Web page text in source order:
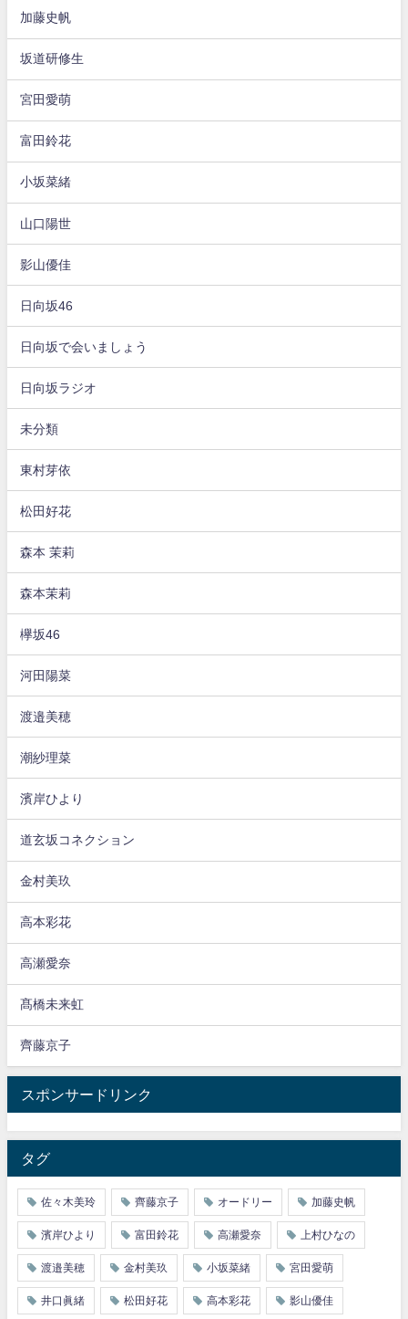
加藤史帆
坂道研修生
宮田愛萌
富田鈴花
小坂菜緒
山口陽世
影山優佳
日向坂46
日向坂で会いましょう
日向坂ラジオ
未分類
東村芽依
松田好花
森本 茉莉
森本茉莉
欅坂46
河田陽菜
渡邉美穂
潮紗理菜
濱岸ひより
道玄坂コネクション
金村美玖
高本彩花
高瀬愛奈
髙橋未来虹
齊藤京子
スポンサードリンク
タグ
佐々木美玲 齊藤京子 オードリー 加藤史帆
濱岸ひより 富田鈴花 高瀬愛奈 上村ひなの
渡邉美穂 金村美玖 小坂菜緒 宮田愛萌
井口眞緒 松田好花 高本彩花 影山優佳